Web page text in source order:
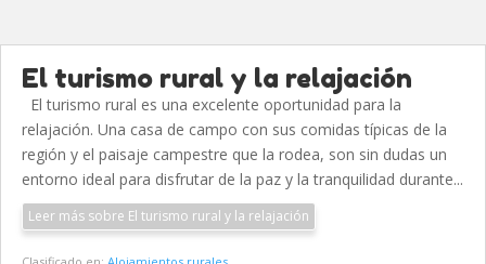
El turismo rural y la relajación
El turismo rural es una excelente oportunidad para la
relajación. Una casa de campo con sus comidas típicas de la
región y el paisaje campestre que la rodea, son sin dudas un
entorno ideal para disfrutar de la paz y la tranquilidad durante...
Leer más sobre El turismo rural y la relajación